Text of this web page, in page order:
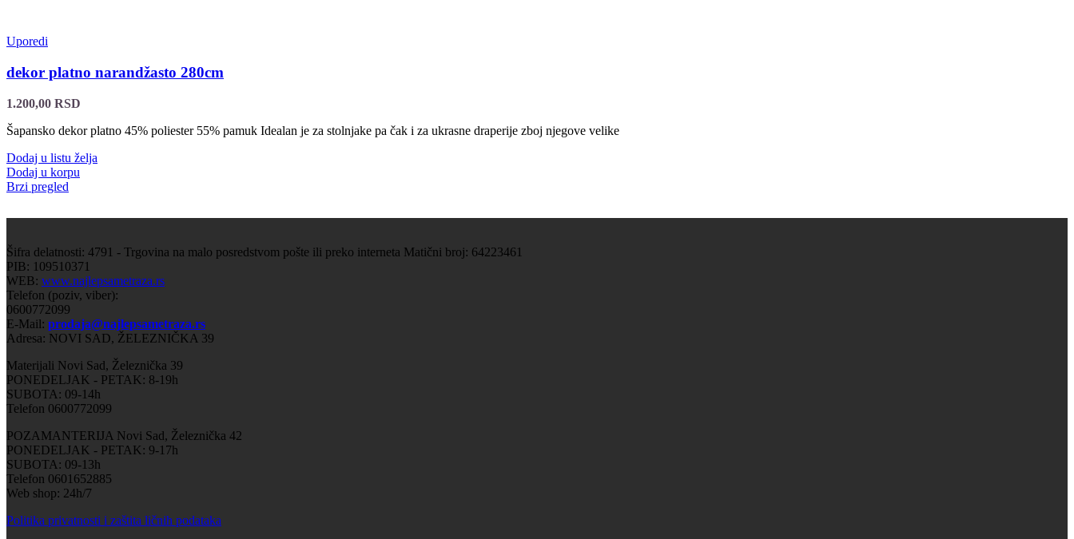
Uporedi
dekor platno narandžasto 280cm
1.200,00 RSD
Šapansko dekor platno 45% poliester 55% pamuk Idealan je za stolnjake pa čak i za ukrasne draperije zboj njegove velike
Dodaj u listu želja
Dodaj u korpu
Brzi pregled
Šifra delatnosti: 4791 - Trgovina na malo posredstvom pošte ili preko interneta Matični broj: 64223461
PIB: 109510371
WEB: www.najlepsametraza.rs
Telefon (poziv, viber):
0600772099
E-Mail: prodaja@najlepsametraza.rs
Adresa: NOVI SAD, ŽELEZNIČKA 39
Materijali Novi Sad, Železnička 39
PONEDELJAK - PETAK: 8-19h
SUBOTA: 09-14h
Telefon 0600772099
POZAMANTERIJA Novi Sad, Železnička 42
PONEDELJAK - PETAK: 9-17h
SUBOTA: 09-13h
Telefon 0601652885
Web shop: 24h/7
Politika privatnosti i zaštita ličnih podataka